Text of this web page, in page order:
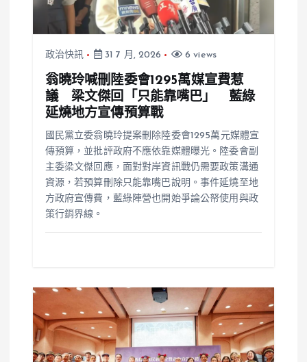
政治快訊 31 7 月, 2026 6 views
翁曉玲喊刪陸委會1295萬媒宣費惹
議 梁文傑回「只能靠嘴巴」 藍綠
延燒地方宣傳預算戰
國民黨立委翁曉玲提案刪除陸委會1295萬元媒體宣
傳預算，並批評政府不應依靠媒體曝光。陸委會副
主委梁文傑回應，面對對岸資訊戰仍需要政策溝通
資源，若預算刪除只能靠嘴巴說明。事件延燒至地
方政府宣傳費，藍綠陣營也開始爭論公帑使用與政
策行銷界線。